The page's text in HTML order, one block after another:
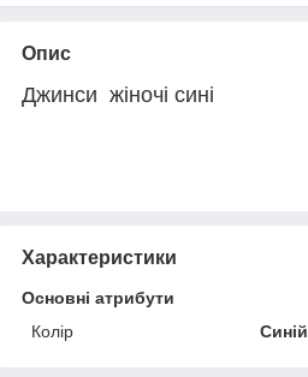
Опис
Джинси жіночі сині
Характеристики
Основні атрибути
Колір
Синій